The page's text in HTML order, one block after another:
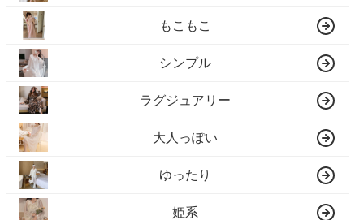
もこもこ
シンプル
ラグジュアリー
大人っぽい
ゆったり
姫系